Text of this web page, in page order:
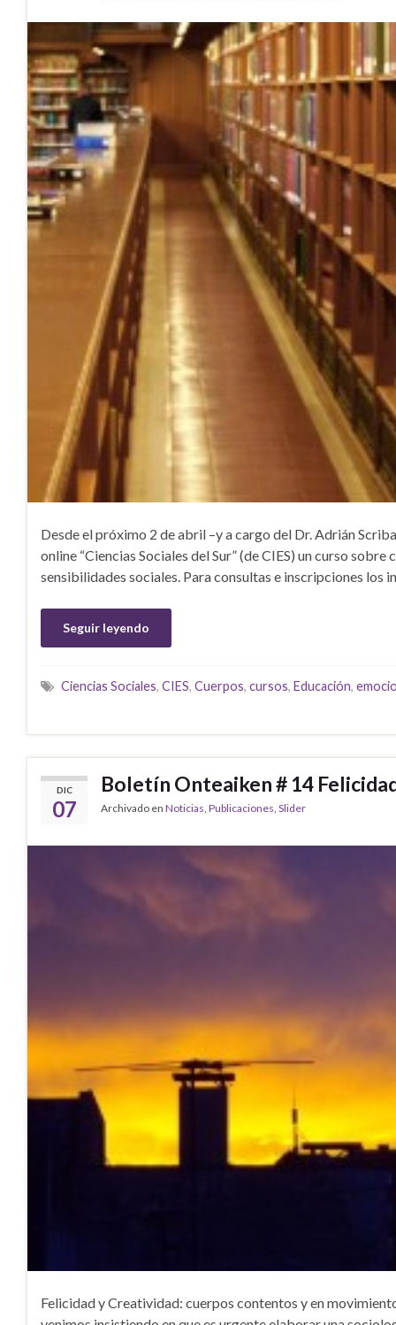
Desde el próximo 2 de abril –y a cargo del Dr. Adrián
online “Ciencias Sociales del Sur” (de CIES) un curso
sensibilidades sociales. Para consultas e inscripciones los
Seguir leyendo
Ciencias Sociales, CIES, Cuerpos, cursos, Educación,
DIC
07
Boletín Onteaiken # 14
Archivado en Noticias, Publicaciones, Slider
Felicidad y Creatividad: cuerpos contentos y en